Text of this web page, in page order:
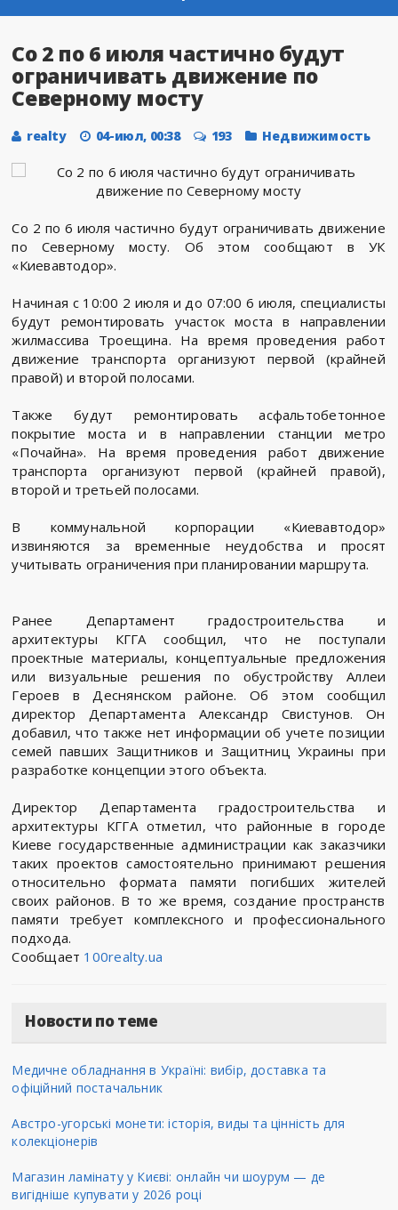
Со 2 по 6 июля частично будут
ограничивать движение по
Северному мосту
realty 04-июл, 00:38 193 Недвижимость
Со 2 по 6 июля частично будут ограничивать движение
по Северному мосту. Об этом сообщают в УК
«Киевавтодор».
Начиная с 10:00 2 июля и до 07:00 6 июля, специалисты
будут ремонтировать участок моста в направлении
жилмассива Троещина. На время проведения работ
движение транспорта организуют первой (крайней
правой) и второй полосами.
Также будут ремонтировать асфальтобетонное
покрытие моста и в направлении станции метро
«Почайна». На время проведения работ движение
транспорта организуют первой (крайней правой),
второй и третьей полосами.
В коммунальной корпорации «Киевавтодор»
извиняются за временные неудобства и просят
учитывать ограничения при планировании маршрута.
Ранее Департамент градостроительства и
архитектуры КГГА сообщил, что не поступали
проектные материалы, концептуальные предложения
или визуальные решения по обустройству Аллеи
Героев в Деснянском районе. Об этом сообщил
директор Департамента Александр Свистунов. Он
добавил, что также нет информации об учете позиции
семей павших Защитников и Защитниц Украины при
разработке концепции этого объекта.
Директор Департамента градостроительства и
архитектуры КГГА отметил, что районные в городе
Киеве государственные администрации как заказчики
таких проектов самостоятельно принимают решения
относительно формата памяти погибших жителей
своих районов. В то же время, создание пространств
памяти требует комплексного и профессионального
подхода.
Сообщает 100realty.ua
Новости по теме
Медичне обладнання в Україні: вибір, доставка та
офіційний постачальник
Австро-угорські монети: історія, виды та цінність для
колекціонерів
Магазин ламінату у Києві: онлайн чи шоурум — де
вигідніше купувати у 2026 році